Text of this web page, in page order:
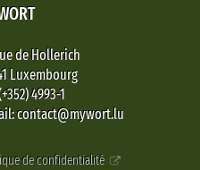
de Hollerich
Luxembourg
4993-1
contact@mywort.lu
de confidentialité